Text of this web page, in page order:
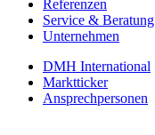
Referenzen
Service & Beratung
Unternehmen
DMH International
Marktticker
Ansprechpersonen